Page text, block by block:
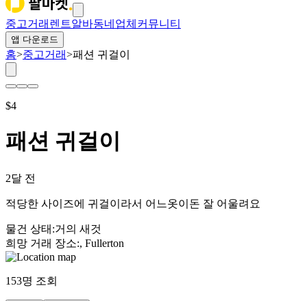
중고거래 렌트알바동네업체 커뮤니티
앱 다운로드
홈>중고거래>패션 귀걸이
$4
패션 귀걸이
2달 전
적당한 사이즈에 귀걸이라서 어느옷이돈 잘 어울려요
물건 상태 :거의 새것
희망 거래 장소:, Fullerton
153명 조회